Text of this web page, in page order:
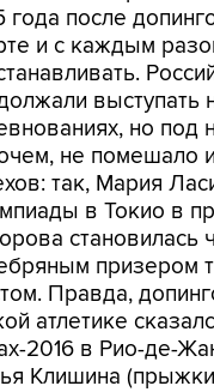
года после
и с каждым
но под
не помешало
так, Мария
в Токио в
становилась
призером
Правда,
атлетике
2016 в Рио-де-
Клишина